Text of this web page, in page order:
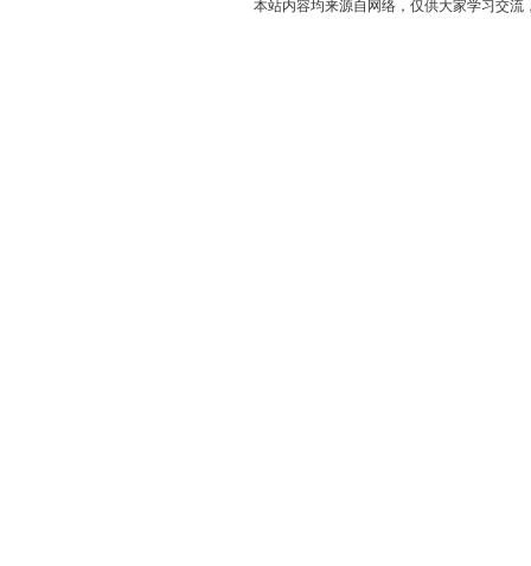
本站内容均来源自网络，仅供大家学习交